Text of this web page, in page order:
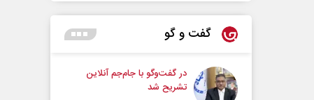
گفت و گو
در گفت‌و‌گو با جام‌جم آنلاین
تشریح شد